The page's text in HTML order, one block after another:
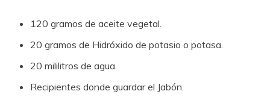
120 gramos de aceite vegetal.
20 gramos de Hidróxido de potasio o potasa.
20 mililitros de agua.
Recipientes donde guardar el Jabón.